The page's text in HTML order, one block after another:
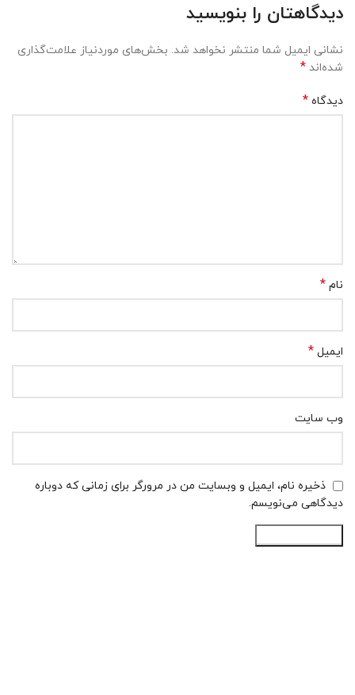
دیدگاهتان را بنویسید
نشانی ایمیل شما منتشر نخواهد شد. بخش‌های موردنیاز علامت‌گذاری
شده‌اند *
دیدگاه *
نام *
ایمیل *
وب‌ سایت
ذخیره نام، ایمیل و وبسایت من در مرورگر برای زمانی که دوباره
دیدگاهی می‌نویسم.